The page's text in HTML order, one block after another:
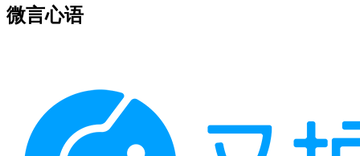
微言心语